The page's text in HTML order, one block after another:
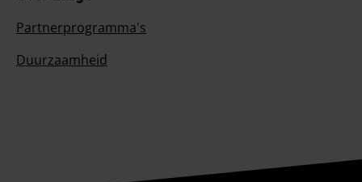
Partnerprogramma's
Duurzaamheid